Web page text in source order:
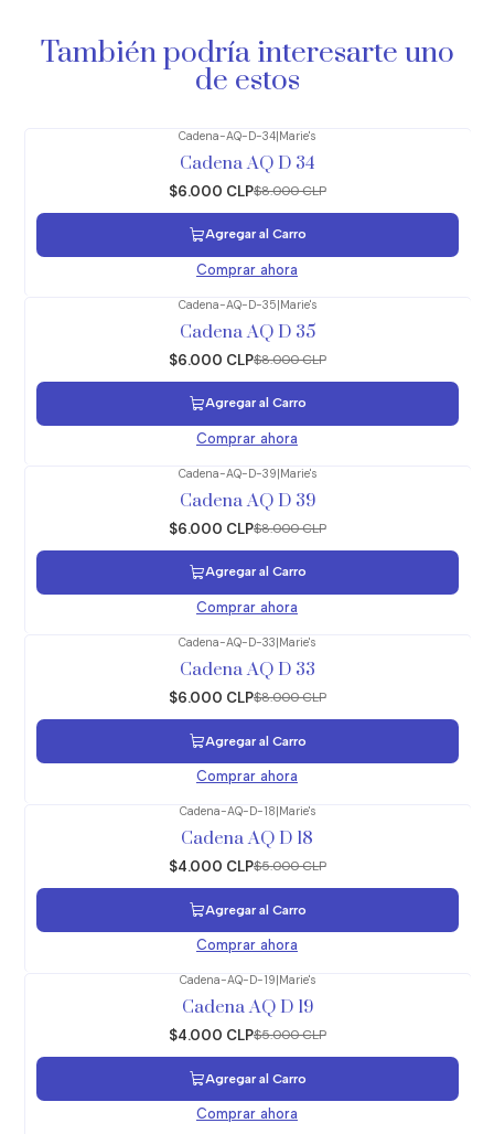
También podría interesarte uno
de estos
Cadena-AQ-D-34|Marie's
Cadena AQ D 34
$6.000 CLP$8.000 CLP
Agregar al Carro
Comprar ahora
Cadena-AQ-D-35|Marie's
Cadena AQ D 35
$6.000 CLP$8.000 CLP
Agregar al Carro
Comprar ahora
Cadena-AQ-D-39|Marie's
Cadena AQ D 39
$6.000 CLP$8.000 CLP
Agregar al Carro
Comprar ahora
Cadena-AQ-D-33|Marie's
Cadena AQ D 33
$6.000 CLP$8.000 CLP
Agregar al Carro
Comprar ahora
Cadena-AQ-D-18 Marie's
Cadena AQ D 18
$4.000 CLP$5.000 CLP
Agregar al Carro
Comprar ahora
Cadena-AQ-D-19 Marie's
Cadena AQ D 19
$4.000 CLP$5.000 CLP
Agregar al Carro
Comprar ahora